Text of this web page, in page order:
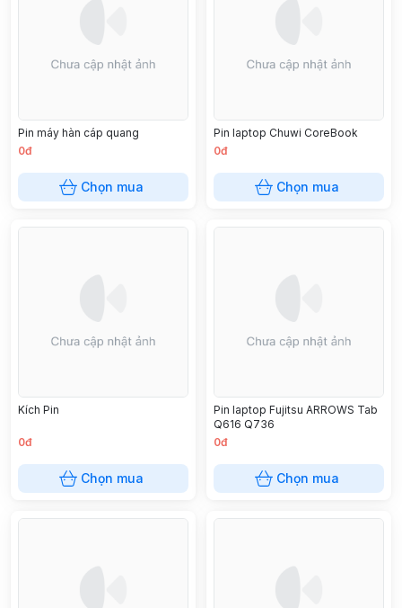
Pin máy hàn cáp quang
0đ
Chọn mua
Pin laptop Chuwi CoreBook
0đ
Chọn mua
Kích Pin
0đ
Chọn mua
Pin laptop Fujitsu ARROWS Tab
Q616 Q736
0đ
Chọn mua